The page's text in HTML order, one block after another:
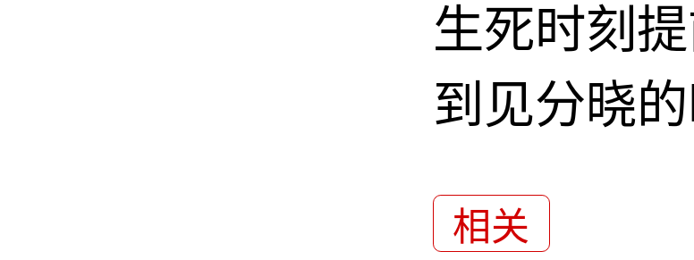
生死时刻
到见分晓的
相关